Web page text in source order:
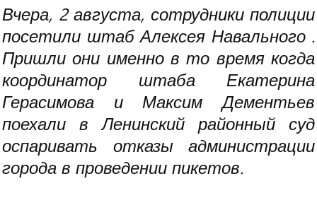
Вчера, 2 августа, сотрудники полиции
посетили штаб Алексея Навального .
Пришли они именно в то время когда
координатор
штаба Екатерина
Герасимова и Максим Дементьев
поехали в Ленинский районный суд
оспаривать отказы администрации
города в проведении пикетов.